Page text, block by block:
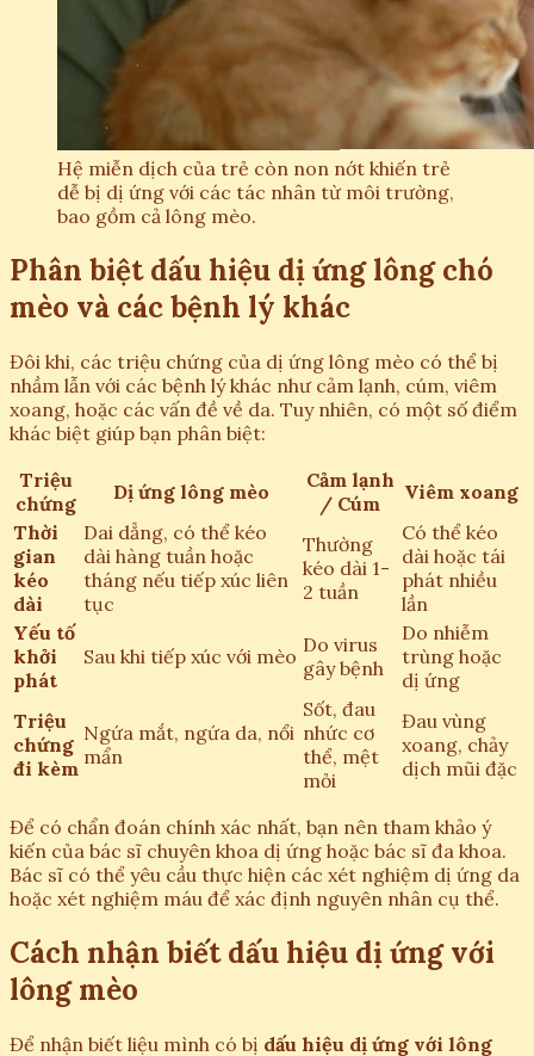
Hệ miễn dịch của trẻ còn non nớt khiến trẻ
dễ bị dị ứng với các tác nhân từ môi trường,
bao gồm cả lông mèo.
Phân biệt dấu hiệu dị ứng lông chó
mèo và các bệnh lý khác
Đôi khi, các triệu chứng của dị ứng lông mèo có thể bị
nhầm lẫn với các bệnh lý khác như cảm lạnh, cúm, viêm
xoang, hoặc các vấn đề về da. Tuy nhiên, có một số điểm
khác biệt giúp bạn phân biệt:
Triệu
chứng
Dị ứng lông mèo
Cảm lạnh
/ Cúm
Viêm xoang
Thời
gian
kéo
dài
Dai dẳng, có thể kéo
dài hàng tuần hoặc
tháng nếu tiếp xúc liên
tục
Thường
kéo dài 1-
2 tuần
Có thể kéo
dài hoặc tái
phát nhiều
lần
Yếu tố
khởi
phát
Sau khi tiếp xúc với mèo Do virus
gây bệnh
Do nhiễm
trùng hoặc
dị ứng
Triệu
chứng
đi kèm
Ngứa mắt, ngứa da, nổi
mẩn
Sốt, đau
nhức cơ
thể, mệt
mỏi
Đau vùng
xoang, chảy
dịch mũi đặc
Để có chẩn đoán chính xác nhất, bạn nên tham khảo ý
kiến của bác sĩ chuyên khoa dị ứng hoặc bác sĩ đa khoa.
Bác sĩ có thể yêu cầu thực hiện các xét nghiệm dị ứng da
hoặc xét nghiệm máu để xác định nguyên nhân cụ thể.
Cách nhận biết dấu hiệu dị ứng với
lông mèo
Để nhận biết liệu mình có bị dấu hiệu dị ứng với lông